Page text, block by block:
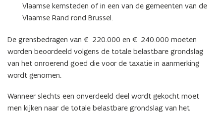
Vlaamse kernsteden of in een van de gemeenten van de
Vlaamse Rand rond Brussel.
De grensbedragen van € 220.000 en € 240.000 moeten
worden beoordeeld volgens de totale belastbare grondslag
van het onroerend goed die voor de taxatie in aanmerking
wordt genomen.
Wanneer slechts een onverdeeld deel wordt gekocht moet
men kijken naar de totale belastbare grondslag van het